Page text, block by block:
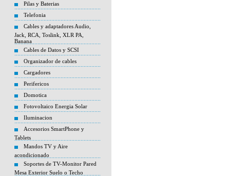
Pilas y Baterias
Telefonia
Cables y adaptadores Audio,
Jack, RCA, Toslink, XLR PA,
Banana
Cables de Datos y SCSI
Organizador de cables
Cargadores
Perifericos
Domotica
Fotovoltaico Energia Solar
Iluminacion
Accesorios SmartPhone y
Tablets
Mandos TV y Aire
acondicionado
Soportes de TV-Monitor Pared
Mesa Exterior Suelo o Techo